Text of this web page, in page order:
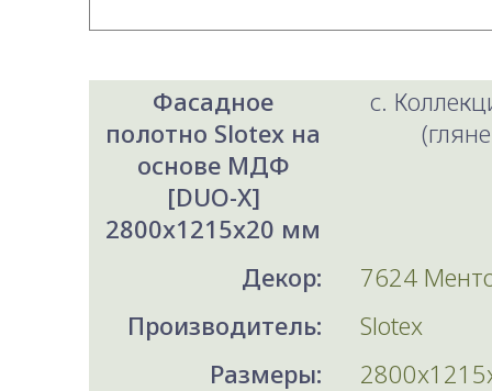
Фасадное
полотно Slotex на
основе МДФ
[DUO-X]
2800x1215x20 мм
c.
Декор:
7624
Производитель:
Slotex
Размеры: